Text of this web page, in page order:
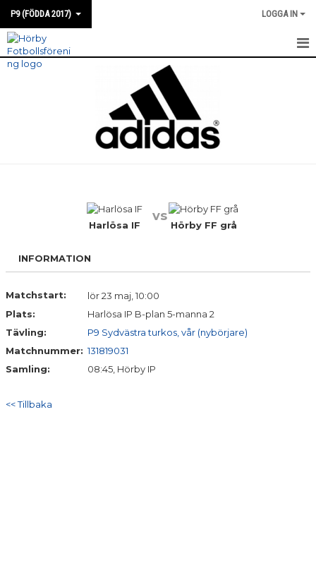
P9 (FÖDDA 2017) LOGGA IN
HEM
DOKUMENT
Harlösa IF
vs
Hörby FF grå
INFORMATION
Matchstart:
lör 23 maj, 10:00
Plats:
Harlösa IP B-plan 5-manna 2
Tävling:
P9 Sydvästra turkos, vår (nybörjare)
Matchnummer: 131819031
Samling:
08:45, Hörby IP
<< Tillbaka